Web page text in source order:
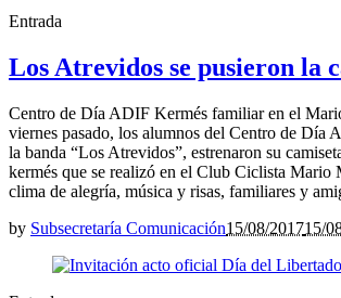
Entrada
Los Atrevidos se pusieron la
Centro de Día ADIF Kermés familiar en el
viernes pasado, los alumnos del Centro de Día
la banda “Los Atrevidos”, estrenaron su
kermés que se realizó en el Club Ciclista Mario
clima de alegría, música y risas, familiares y
by Subsecretaría Comunicación15/08/201715/